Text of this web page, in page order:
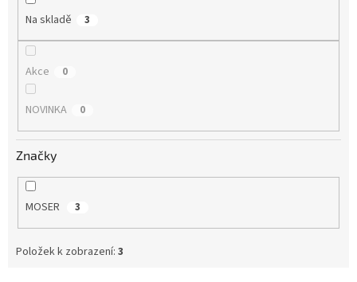
Na skladě 3
Akce 0
NOVINKA 0
Značky
MOSER 3
Položek k zobrazení: 3